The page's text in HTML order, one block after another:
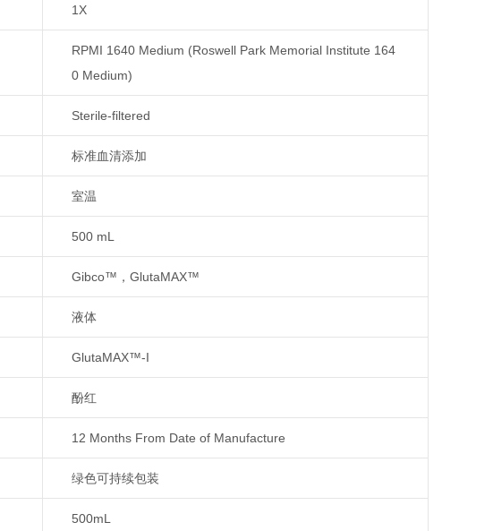
1X
RPMI 1640 Medium (Roswell Park Memorial Institute 164
0 Medium)
Sterile-filtered
标准血清添加
室温
500 mL
Gibco™，GlutaMAX™
液体
GlutaMAX™-I
酚红
12 Months From Date of Manufacture
绿色可持续包装
500mL